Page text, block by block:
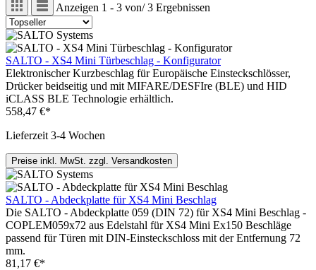
Anzeigen 1 - 3 von/3 Ergebnissen
SALTO - XS4 Mini Türbeschlag - Konfigurator
Elektronischer Kurzbeschlag für Europäische Einsteckschlösser,
Drücker beidseitig und mit MIFARE/DESFIre (BLE) und HID
iCLASS BLE Technologie erhältlich.
558,47 €*
Lieferzeit 3-4 Wochen
Preise inkl. MwSt. zzgl. Versandkosten
SALTO - Abdeckplatte für XS4 Mini Beschlag
Die SALTO - Abdeckplatte 059 (DIN 72) für XS4 Mini Beschlag -
COPLEM059x72 aus Edelstahl für XS4 Mini Ex150 Beschläge
passend für Türen mit DIN-Einsteckschloss mit der Entfernung 72
mm.
81,17 €*